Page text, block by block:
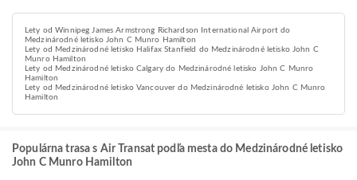
Lety od Winnipeg James Armstrong Richardson International Airport do
Medzinárodné letisko John C Munro Hamilton
Lety od Medzinárodné letisko Halifax Stanfield do Medzinárodné letisko John C
Munro Hamilton
Lety od Medzinárodné letisko Calgary do Medzinárodné letisko John C Munro
Hamilton
Lety od Medzinárodné letisko Vancouver do Medzinárodné letisko John C Munro
Hamilton
Populárna trasa s Air Transat podľa mesta do Medzinárodné letisko
John C Munro Hamilton